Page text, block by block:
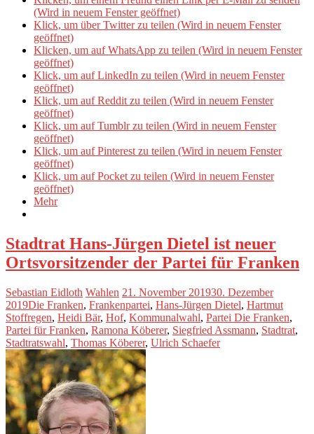
(Wird in neuem Fenster geöffnet)
Klick, um über Twitter zu teilen (Wird in neuem Fenster
geöffnet)
Klicken, um auf WhatsApp zu teilen (Wird in neuem Fenster
geöffnet)
Klick, um auf LinkedIn zu teilen (Wird in neuem Fenster
geöffnet)
Klick, um auf Reddit zu teilen (Wird in neuem Fenster
geöffnet)
Klick, um auf Tumblr zu teilen (Wird in neuem Fenster
geöffnet)
Klick, um auf Pinterest zu teilen (Wird in neuem Fenster
geöffnet)
Klick, um auf Pocket zu teilen (Wird in neuem Fenster
geöffnet)
Mehr
Stadtrat Hans-Jürgen Dietel ist neuer
Ortsvorsitzender der Partei für Franken
Sebastian Eidloth Wahlen 21. November 201930. Dezember
2019Die Franken, Frankenpartei, Hans-Jürgen Dietel, Hartmut
Stoffregen, Heidi Bär, Hof, Kommunalwahl, Partei Die Franken,
Partei für Franken, Ramona Köberer, Siegfried Assmann, Stadtrat,
Stadtratswahl, Thomas Köberer, Ulrich Schaefer